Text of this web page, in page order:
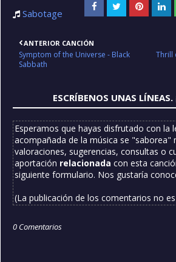
Sabotage
ANTERIOR CANCIÓN
Symptom of the Universe - Black
Sabbath
Thrill
ESCRÍBENOS UNAS LÍNEAS.
Esperamos que hayas disfrutado con la
acompañada de la música se "saborea"
valoraciones, sugerencias, consultas o
aportación relacionada con esta
siguiente formulario. Nos gustaría
(La publicación de los comentarios no
0 Comentarios